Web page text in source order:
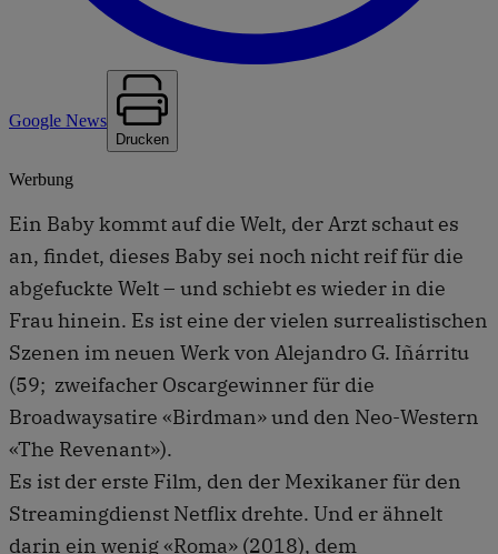
Google News
Drucken
Werbung
Ein Baby kommt auf die Welt, der Arzt schaut es
an, findet, dieses Baby sei noch nicht reif für die
abgefuckte Welt – und schiebt es wieder in die
Frau hinein. Es ist eine der vielen surrealistischen
Szenen im neuen Werk von Alejandro G. Iñárritu
(59; zweifacher Oscargewinner für die
Broadwaysatire «Birdman» und den Neo-Western
«The Revenant»).
Es ist der erste Film, den der Mexikaner für den
Streamingdienst Netflix drehte. Und er ähnelt
darin ein wenig «Roma» (2018), dem